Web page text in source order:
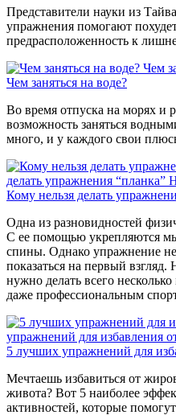
Представители науки из
упражнения помогают
предрасположенность к
Чем
Чем заняться на воде?
Во время отпуска на морях и
возможность заняться
много, и у каждого свои
делать упражнения “планка”
Кому нельзя делать
Одна из разновидностей
С ее помощью укрепляются
спины. Однако упражнение
показаться на первый
нужно делать всего
даже профессиональным
упражнений для избавления
5 лучших упражнений для
Мечтаешь избавиться от
живота? Вот 5 наиболее
активностей, которые